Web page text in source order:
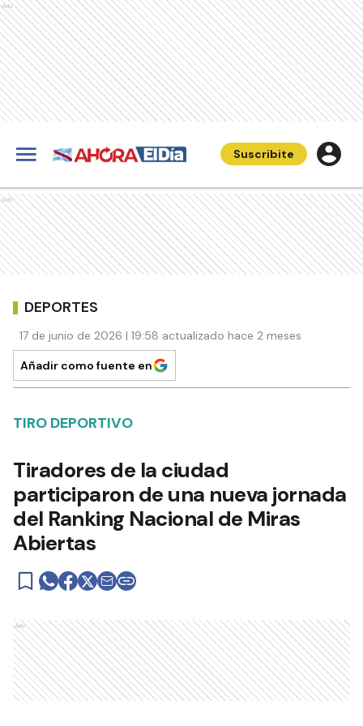
Ads
Suscribite
Ads
DEPORTES
17 de junio de 2026 | 19:58 actualizado hace 2 meses
Añadir como fuente en
TIRO DEPORTIVO
Tiradores de la ciudad
participaron de una nueva jornada
del Ranking Nacional de Miras
Abiertas
Ads